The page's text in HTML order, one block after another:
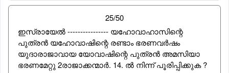
25/50
ഇസ്രായേല്‍ ---------------- യഹോവാഹാസിന്റെ
പുത്രന്‍ യഹോവാഷിന്റെ രണ്ടാം ഭരണവര്‍ഷം
യുദാരാജാവായ യോവാഷിന്റെ പുത്രന്‍ അമസിയാ
ഭരണമേറ്റു 2രാജാക്കന്മാര്‍. 14. ല്‍ നിന്ന് പൂരിപ്പിക്കുക ?